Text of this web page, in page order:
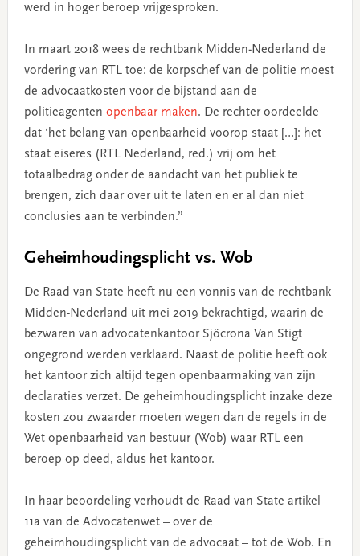
werd in hoger beroep vrijgesproken.
In maart 2018 wees de rechtbank Midden-Nederland de
vordering van RTL toe: de korpschef van de politie moest
de advocaatkosten voor de bijstand aan de
politieagenten openbaar maken. De rechter oordeelde
dat ‘het belang van openbaarheid voorop staat […]: het
staat eiseres (RTL Nederland, red.) vrij om het
totaalbedrag onder de aandacht van het publiek te
brengen, zich daar over uit te laten en er al dan niet
conclusies aan te verbinden.”
Geheimhoudingsplicht vs. Wob
De Raad van State heeft nu een vonnis van de rechtbank
Midden-Nederland uit mei 2019 bekrachtigd, waarin de
bezwaren van advocatenkantoor Sjöcrona Van Stigt
ongegrond werden verklaard. Naast de politie heeft ook
het kantoor zich altijd tegen openbaarmaking van zijn
declaraties verzet. De geheimhoudingsplicht inzake deze
kosten zou zwaarder moeten wegen dan de regels in de
Wet openbaarheid van bestuur (Wob) waar RTL een
beroep op deed, aldus het kantoor.
In haar beoordeling verhoudt de Raad van State artikel
11a van de Advocatenwet – over de
geheimhoudingsplicht van de advocaat – tot de Wob. En